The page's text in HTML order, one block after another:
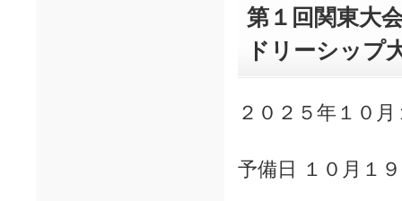
第１回関東大
ドリーシップ
２０２５年１０
予備日 １０月１